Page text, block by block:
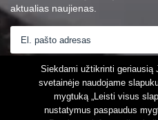
aktualias naujienas.
Susipažinau suPrivatumo
Siekdami užtikrinti geriausią
svetainėje naudojame
mygtuką „Leisti visus
nustatymus paspaudus